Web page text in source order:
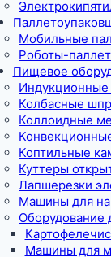
Мобильные
Роботы-
Пищевое
Индукционные
Колбасные
Коллоидные
Коптильные
Куттеры
Лапшерезки
Машины для
Оборудование
Машины для